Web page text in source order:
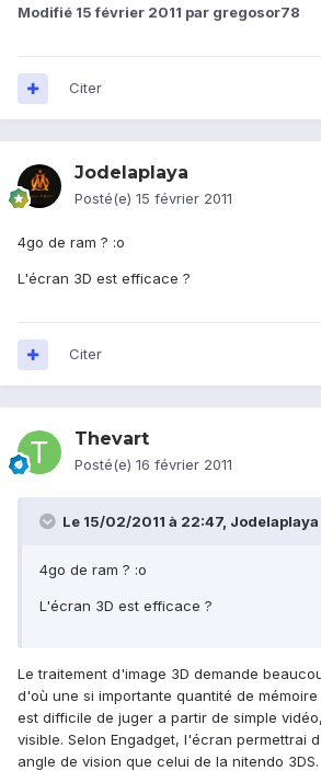
Modifié 15 février 2011 par gregosor78
Citer
Jodelaplaya
Posté(e) 15 février 2011
4go de ram ? :o
L'écran 3D est efficace ?
Citer
Thevart
Posté(e) 16 février 2011
Le 15/02/2011 à 22:47, Jodelaplaya
4go de ram ? :o
L'écran 3D est efficace ?
Le traitement d'image 3D demande
d'où une si importante quantité de
est difficile de juger a partir de simple
visible. Selon Engadget, l'écran permettrai
angle de vision que celui de la nitendo 3DS.